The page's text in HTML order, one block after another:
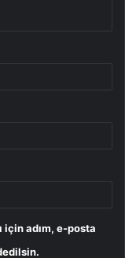
için adım, e-posta